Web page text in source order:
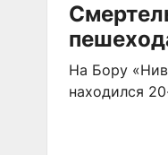
На Бору
находился